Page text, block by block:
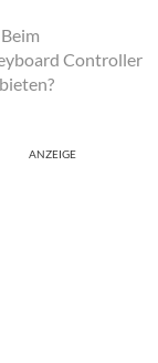
Controller
ANZEIGE